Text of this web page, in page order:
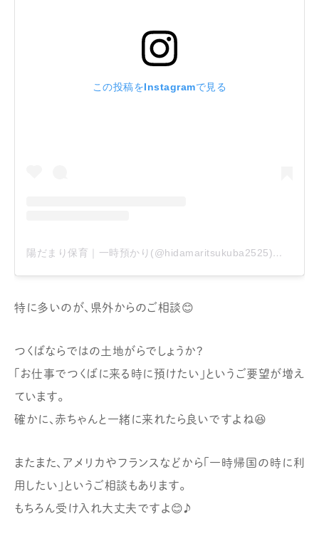
この投稿をInstagramで見る
陽だまり保育｜一時預かり(@hidamaritsukuba2525)がシェアした投稿
特に多いのが、県外からのご相談😊
つくばならではの土地がらでしょうか?
「お仕事でつくばに来る時に預けたい」というご要望が増え
ています。
確かに、赤ちゃんと一緒に来れたら良いですよね😆
またまた、アメリカやフランスなどから「一時帰国の時に利
用したい」というご相談もあります。
もちろん受け入れ大丈夫ですよ😊♪